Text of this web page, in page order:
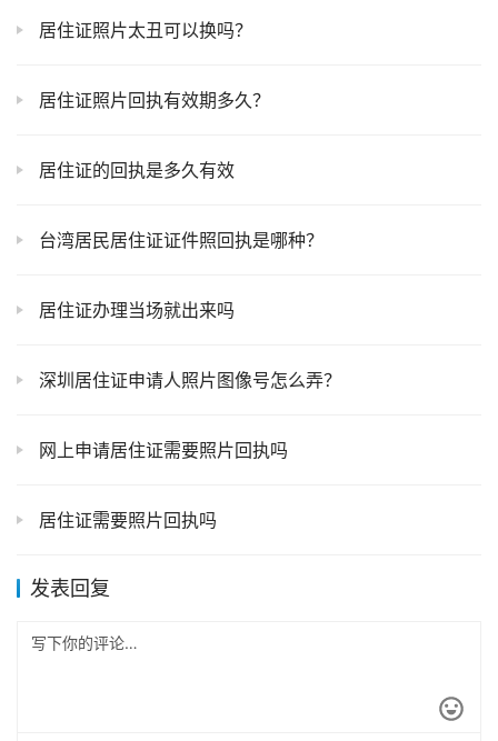
居住证照片太丑可以换吗？
居住证照片回执有效期多久？
居住证的回执是多久有效
台湾居民居住证证件照回执是哪种？
居住证办理当场就出来吗
深圳居住证申请人照片图像号怎么弄？
网上申请居住证需要照片回执吗
居住证需要照片回执吗
发表回复